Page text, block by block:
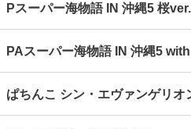
Pスーパー海物語 IN 沖縄5 桜
PAスーパー海物語 IN 沖縄5
ぱちんこ シン・エヴァンゲリオ